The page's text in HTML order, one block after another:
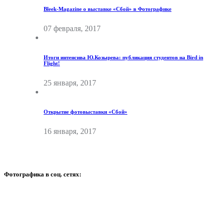
Bleek-Magazine о выставке «Сбой» в Фотографике
07 февраля, 2017
Итоги интенсива Ю.Козырева: публикация студентов на Bird in
Flight!
25 января, 2017
Открытие фотовыставки «Сбой»
16 января, 2017
Фотографика в соц. сетях: